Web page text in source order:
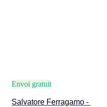
Envoi gratuit
Salvatore Ferragamo -